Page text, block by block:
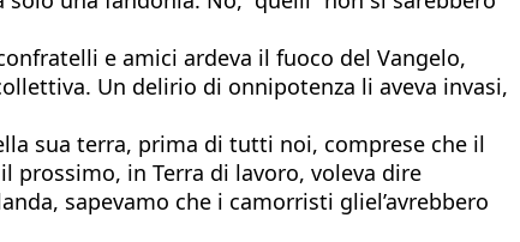
e amici ardeva il fuoco del Vangelo,
Un delirio di onnipotenza li aveva invasi,
sua terra, prima di tutti noi, comprese che il
prossimo, in Terra di lavoro, voleva dire
sapevamo che i camorristi gliel’avrebbero